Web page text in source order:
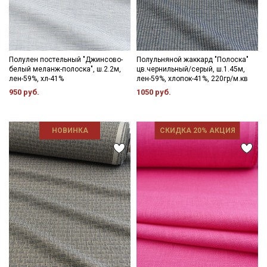
Полулен постельный "Джинсово-
белый меланж-полоска", ш.2.2м,
лен-59%, хл-41%
950 руб.
Полульняной жаккард "Полоска"
цв.чернильный/серый, ш.1.45м,
лен-59%, хлопок-41%, 220гр/м.кв
1050 руб.
НОВИНКА СКИДКА 20% АКЦИЯ